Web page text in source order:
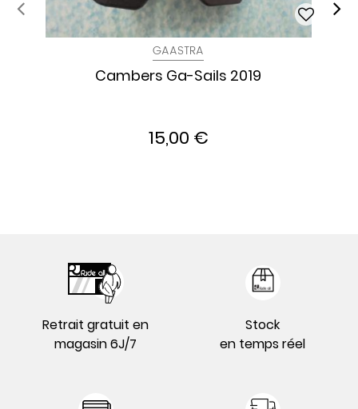
GAASTRA
Cambers Ga-Sails 2019
15,00 €
Retrait gratuit en
magasin 6J/7
Stock
en temps réel